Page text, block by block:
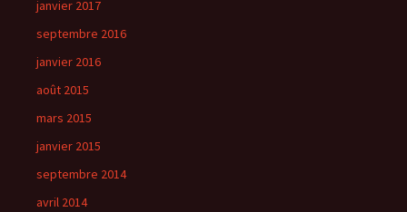
janvier 2017
septembre 2016
janvier 2016
août 2015
mars 2015
janvier 2015
septembre 2014
avril 2014